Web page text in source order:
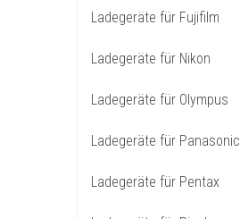
Ladegeräte für Fujifilm
Ladegeräte für Nikon
Ladegeräte für Olympus
Ladegeräte für Panasonic
Ladegeräte für Pentax